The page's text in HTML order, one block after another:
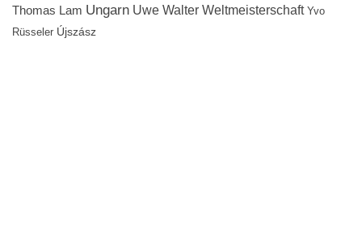
Thomas Lam Ungarn Uwe Walter Weltmeisterschaft Yvo
Rüsseler Újszász